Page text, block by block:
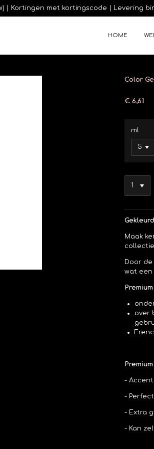
| Kortingen met kortingscode | Levering
HOME
Color
€ 6,61
ml
Maak
Door
wat een
over
-
-
- Extra
- Kan